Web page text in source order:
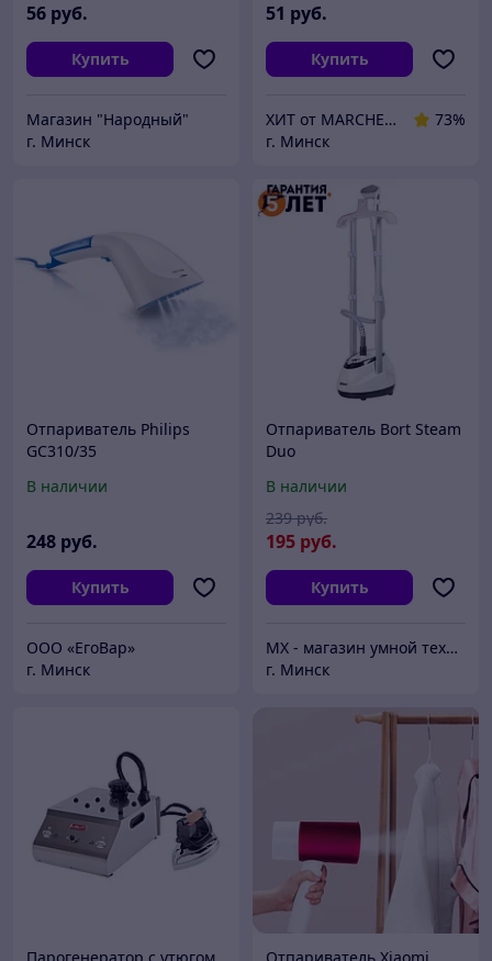
56 руб.
Купить
Магазин "Народный"
г. Минск
51 руб.
Купить
ХИТ от MARCHENKO
73%
г. Минск
Отпариватель Philips
GC310/35
В наличии
248 руб.
Купить
ООО «ЕгоВар»
г. Минск
Отпариватель Bort Steam
Duo
В наличии
195 руб.
239 руб.
Купить
MX - магазин умной техники
г. Минск